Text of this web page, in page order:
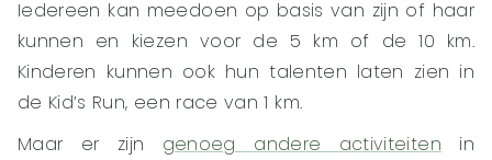
Iedereen kan meedoen op basis van zijn of haar
kunnen en kiezen voor de 5 km of de 10 km.
Kinderen kunnen ook hun talenten laten zien in
de Kid’s Run, een race van 1 km.
Maar er zijn genoeg andere activiteiten in